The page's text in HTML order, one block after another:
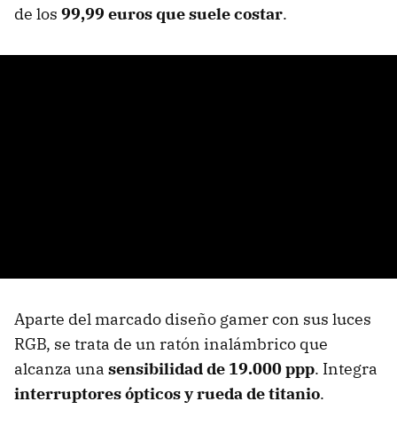
de los 99,99 euros que suele costar.
Aparte del marcado diseño gamer con sus luces
RGB, se trata de un ratón inalámbrico que
alcanza una sensibilidad de 19.000 ppp. Integra
interruptores ópticos y rueda de titanio.